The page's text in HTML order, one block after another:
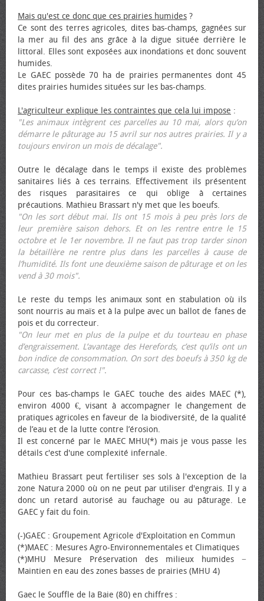
Mais qu'est ce donc que ces prairies humides ?
Ce sont des terres agricoles, dites bas-champs, gagnées sur
la mer au fil des ans grâce à la digue située derrière le
littoral. Elles sont exposées aux inondations et donc souvent
humides.
Le GAEC possède 70 ha de prairies permanentes dont 45
dites prairies humides situées sur les bas-champs.
L'agriculteur explique les contraintes que cela lui impose :
"Les animaux intègrent ces parcelles au 10 mai, alors qu’on
démarre le pâturage au 15 avril sur nos autres prairies. Il y a
toujours environ un mois de décalage".
Outre le décalage dans le temps il existe des problèmes
sanitaires liés à ces terrains. Effectivement ils présentent
des risques parasitaires ce qui oblige à certaines
précautions. Mathieu Brassart n'y met que les bœufs.
"On les sort début mai. Ils ont 15 mois à peu près lors de
leur première saison dehors. Et on les rentre entre le 15
octobre et le 1er novembre. Il ne faut pas trop tarder sinon
la bétaillère ne rentre plus dans les parcelles à cause de
l’humidité. Ils font une deuxième saison de pâturage et on les
vend à 30 mois".
Le reste du temps les animaux sont en stabulation où ils
sont nourris au maïs et à la pulpe avec un ballot de fanes de
pois et du correcteur.
"On leur met en plus de la pulpe et du tourteau en phase
d’engraissement. L’avantage des Herefords, c’est qu’ils ont un
bon indice de consommation. On sort des bœufs à 350 kg de
carcasse, c’est correct !".
Pour ces bas-champs le GAEC touche des aides MAEC (*),
environ 4000 €, visant à accompagner le changement de
pratiques agricoles en faveur de la biodiversité, de la qualité
de l’eau et de la lutte contre l’érosion.
Il est concerné par le MAEC MHU(*) mais je vous passe les
détails c'est d'une complexité infernale.
Mathieu Brassart peut fertiliser ses sols à l'exception de la
zone Natura 2000 où on ne peut par utiliser d'engrais. Il y a
donc un retard autorisé au fauchage ou au pâturage. Le
GAEC y fait du foin.
(-)GAEC : Groupement Agricole d'Exploitation en Commun
(*)MAEC : Mesures Agro-Environnementales et Climatiques
(*)MHU Mesure Préservation des milieux humides −
Maintien en eau des zones basses de prairies (MHU 4)
Gaec le Souffle de la Baie (80) en chiffres :